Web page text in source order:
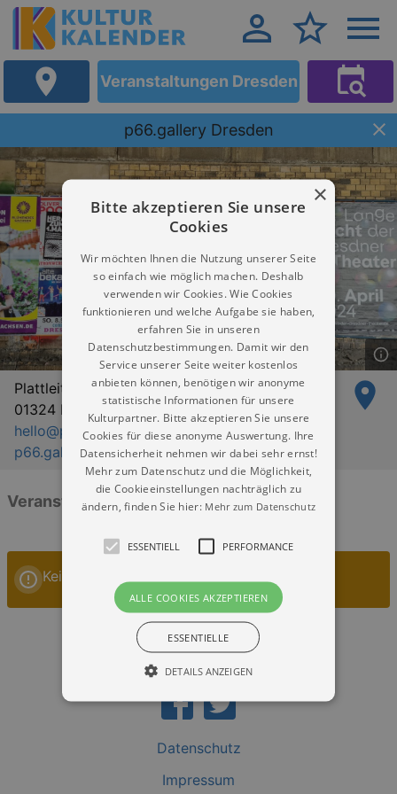
Veranstaltungen Dresden
p66.gallery Dresden
Plattleite 66
01324 Dresden
hello@p66.gallery
p66.gallery
Veranstaltungen: „p66.gallery Dresden“
Keine Veranstaltungen
Datenschutz
Impressum
×
Bitte akzeptieren Sie unsere
Cookies
Wir möchten Ihnen die Nutzung unserer Seite
so einfach wie möglich machen. Deshalb
verwenden wir Cookies. Wie Cookies
funktionieren und welche Aufgabe sie haben,
erfahren Sie in unseren
Datenschutzbestimmungen. Damit wir den
Service unserer Seite weiter kostenlos
anbieten können, benötigen wir anonyme
statistische Informationen für unsere
Kulturpartner. Bitte akzeptieren Sie unsere
Cookies für diese anonyme Auswertung. Ihre
Datensicherheit nehmen wir dabei sehr ernst!
Mehr zum Datenschutz und die Möglichkeit,
die Cookieeinstellungen nachträglich zu
ändern, finden Sie hier: Mehr zum Datenschutz
ESSENTIELL PERFORMANCE
ALLE COOKIES AKZEPTIEREN
ESSENTIELLE
DETAILS ANZEIGEN
grundlegenden Funktionen unserer Webseite